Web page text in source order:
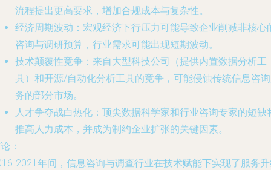
流程提出更高要求，增加合规成本与复杂性。
经济周期波动 ：宏观经济下行压力可能导致企业削减非核心
咨询与调研预算，行业需求可能出现短期波动。
技术颠覆性竞争 ：来自大型科技公司（提供内置数据分析工
具）和开源/自动化分析工具的竞争，可能侵蚀传统信息咨
务的部分市场。
人才争夺战白热化 ：顶尖数据科学家和行业咨询专家的短缺
推高人力成本，并成为制约企业扩张的关键因素。
：
2021年间，信息咨询与调查行业在技术赋能下实现了服务